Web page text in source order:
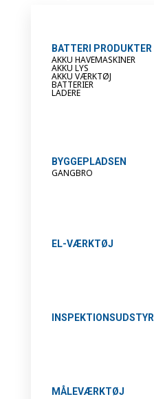
BATTERI PRODUKTER
AKKU HAVEMASKINER
AKKU LYS
AKKU VÆRKTØJ
BATTERIER
LADERE
BYGGEPLADSEN
GANGBRO
EL-VÆRKTØJ
INSPEKTIONSUDSTYR
MÅLEVÆRKTØJ